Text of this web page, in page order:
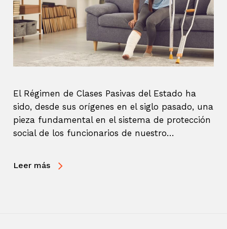
El Régimen de Clases Pasivas del Estado ha
sido, desde sus orígenes en el siglo pasado, una
pieza fundamental en el sistema de protección
social de los funcionarios de nuestro…
Leer más